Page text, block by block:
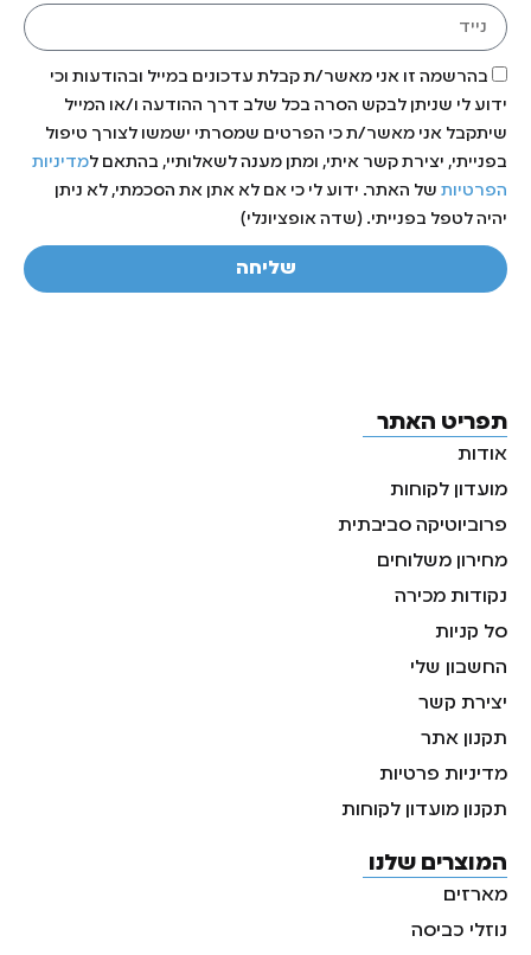
בהרשמה זו אני מאשר/ת קבלת עדכונים במייל ובהודעות וכי
ידוע לי שניתן לבקש הסרה בכל שלב דרך ההודעה ו/או המייל
שיתקבל אני מאשר/ת כי הפרטים שמסרתי ישמשו לצורך טיפול
בפנייתי, יצירת קשר איתי, ומתן מענה לשאלותיי, בהתאם למדיניות
הפרטיות של האתר. ידוע לי כי אם לא אתן את הסכמתי, לא ניתן
יהיה לטפל בפנייתי. (שדה אופציונלי)
שליחה
תפריט האתר
אודות
מועדון לקוחות
פרוביוטיקה סביבתית
מחירון משלוחים
נקודות מכירה
סל קניות
החשבון שלי
יצירת קשר
תקנון אתר
מדיניות פרטיות
תקנון מועדון לקוחות
המוצרים שלנו
מארזים
נוזלי כביסה